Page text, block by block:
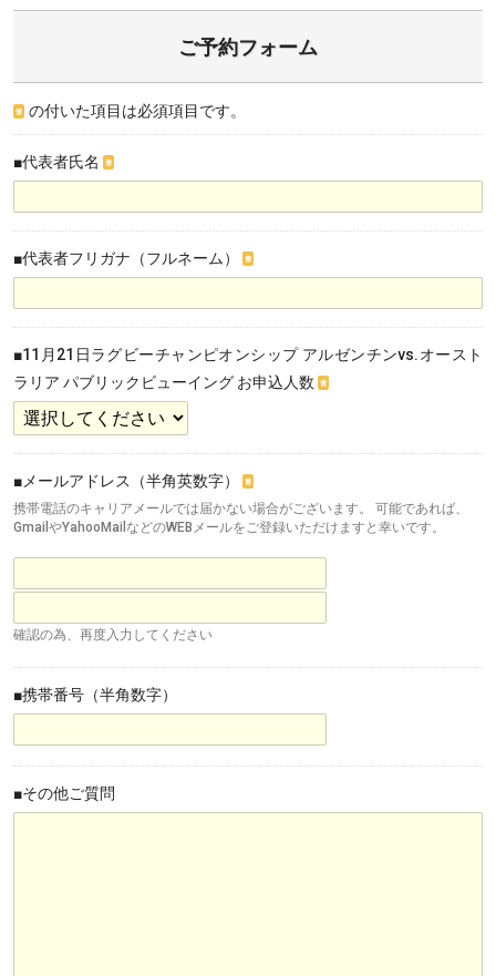
ご予約フォーム
※ の付いた項目は必須項目です。
■代表者氏名 ※
■代表者フリガナ（フルネーム） ※
■11月21日ラグビーチャンピオンシップ アルゼンチンvs.オースト
ラリア パブリックビューイング お申込人数 ※
■メールアドレス（半角英数字） ※
携帯電話のキャリアメールでは届かない場合がございます。 可能であれば、
GmailやYahooMailなどのWEBメールをご登録いただけますと幸いです。
確認の為、再度入力してください
■携帯番号（半角数字）
■その他ご質問